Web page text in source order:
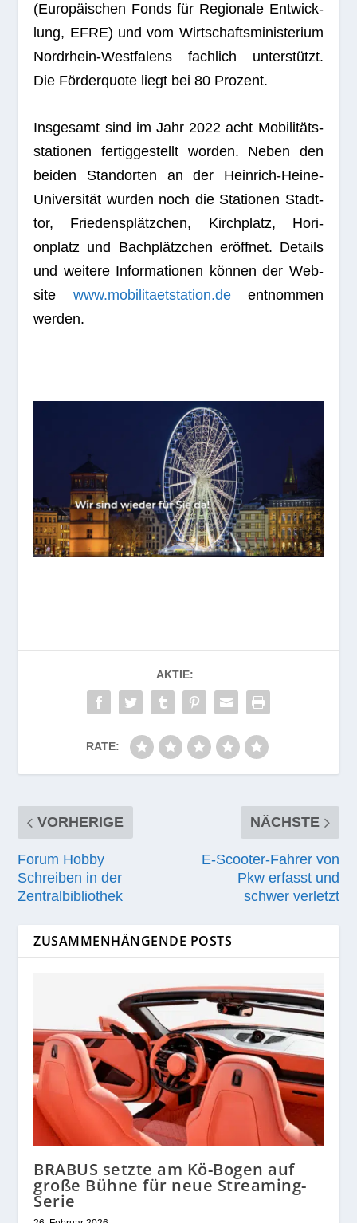
(Euro­päi­schen Fonds für Regio­nale Ent­wick­
lung, EFRE) und vom Wirt­schafts­mi­nis­te­rium
Nord­rhein-West­fa­lens fach­lich unter­stützt.
Die För­der­quote liegt bei 80 Prozent.
Ins­ge­samt sind im Jahr 2022 acht Mobi­li­täts­
sta­tio­nen fer­tig­ge­stellt wor­den. Neben den
bei­den Stand­or­ten an der Hein­rich-Heine-
Uni­ver­si­tät wur­den noch die Sta­tio­nen Stadt­
tor, Frie­dens­plätz­chen, Kirch­platz, Hori­
onplatz und Bach­plätz­chen eröff­net. Details
und wei­tere Infor­ma­tio­nen kön­nen der Web­
site www.mobilitaetstation.deent­nom­men
werden.
AKTIE:
RATE:
VORHERIGE
Forum Hobby
Schreiben in der
Zentralbibliothek
NÄCHSTE
E‑Scooter-Fahrer von
Pkw erfasst und
schwer verletzt
ZUSAMMENHÄNGENDE POSTS
BRABUS setzte am Kö-Bogen auf
große Bühne für neue Streaming-
Serie